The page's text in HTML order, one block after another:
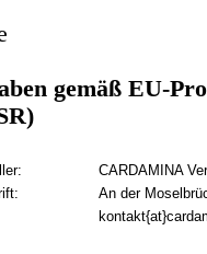
gemäß EU-
CARDAMINA
An der